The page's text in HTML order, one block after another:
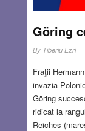
Göring
By Tiberiu Ezri
Fraţii
invazia
Göring
ridicat la
Reiches